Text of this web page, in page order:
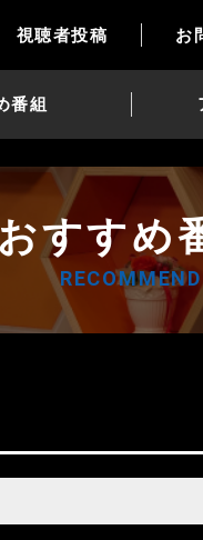
視聴者投稿 お
番組
おすすめ
RECOMMEND